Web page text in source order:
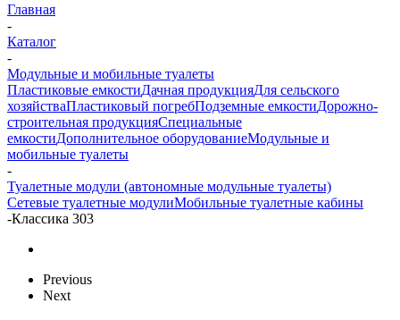
Главная
-
Каталог
-
Модульные и мобильные туалеты
Пластиковые емкостиДачная продукцияДля сельского
хозяйстваПластиковый погребПодземные емкостиДорожно-
строительная продукцияСпециальные
емкостиДополнительное оборудованиеМодульные и
мобильные туалеты
-
Туалетные модули (автономные модульные туалеты)
Сетевые туалетные модулиМобильные туалетные кабины
-Классика 303
Previous
Next